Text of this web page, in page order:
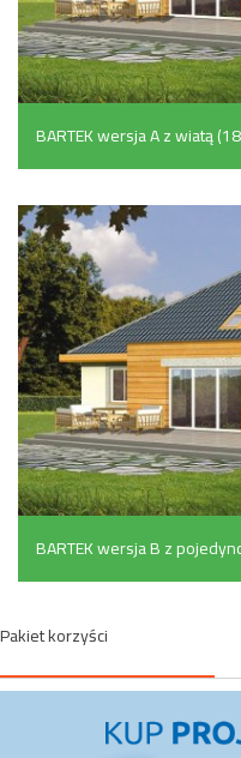
BARTEK wersja A z wiatą
BARTEK wersja B z
Pakiet korzyści